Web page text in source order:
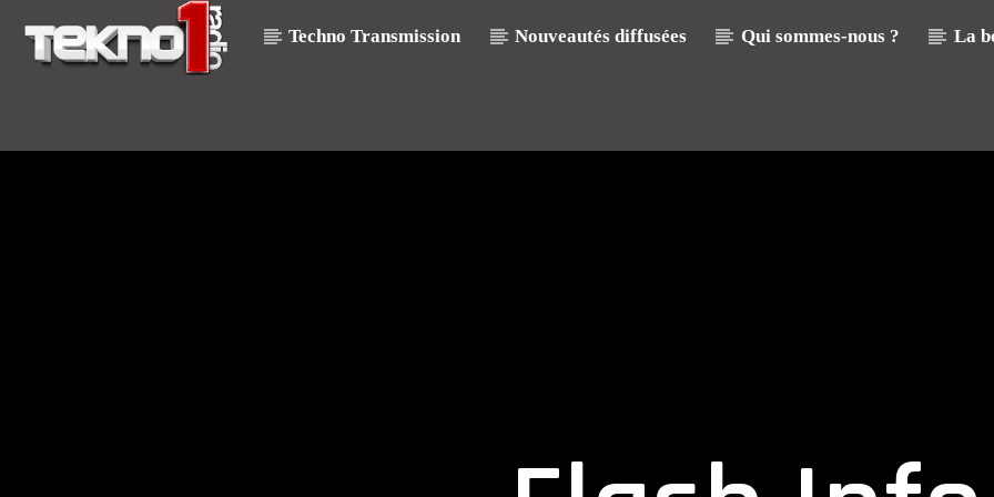
Techno Transmission Nouveautés diffusées Qui sommes-nous ? La